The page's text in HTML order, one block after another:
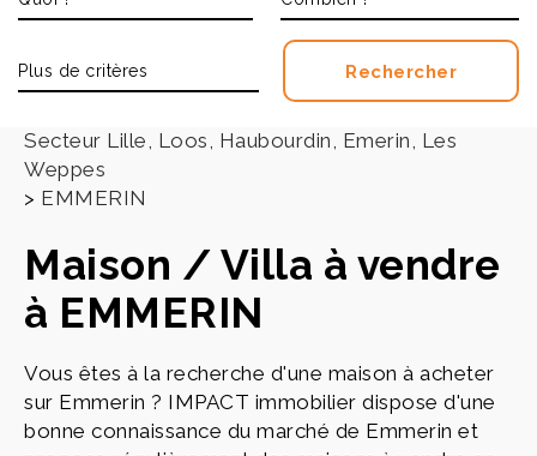
Secteur Lille, Loos, Haubourdin, Emerin, Les
Weppes
> EMMERIN
Maison / Villa à vendre
à EMMERIN
Vous êtes à la recherche d'une maison à acheter
sur Emmerin ? IMPACT immobilier dispose d'une
bonne connaissance du marché de Emmerin et